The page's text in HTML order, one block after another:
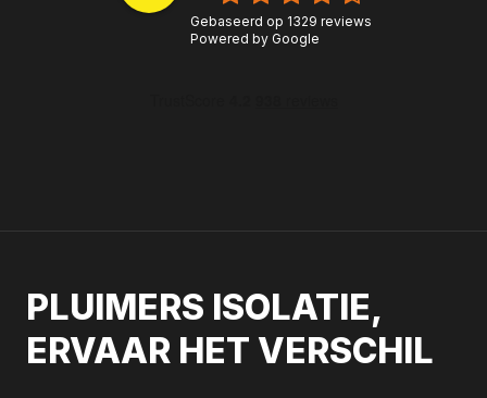
Gebaseerd op 1329 reviews
Powered by Google
PLUIMERS ISOLATIE,
ERVAAR HET VERSCHIL